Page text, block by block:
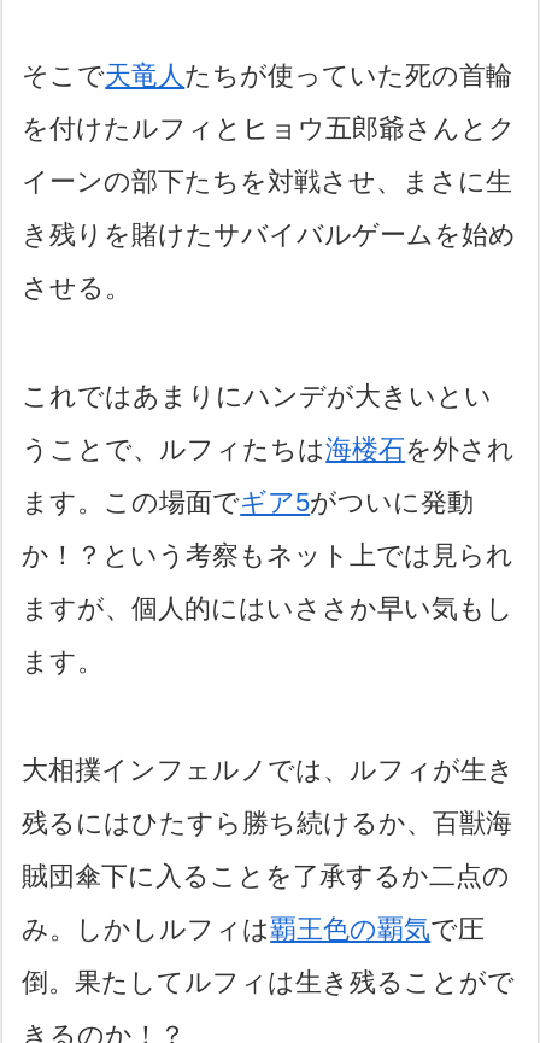
そこで天竜人 たちが使っていた死の首輪
を付けたルフィとヒョウ五郎爺さんとク
イーンの部下たちを対戦させ、まさに生
き残りを賭けたサバイバルゲームを始め
させる。
これではあまりにハンデが大きいとい
うことで、ルフィたちは海楼石を外され
ます。この場面でギア5がついに発動
か！？という考察もネット上では見られ
ますが、個人的にはいささか早い気もし
ます。
大相撲インフェルノでは、ルフィが生き
残るにはひたすら勝ち続けるか、百獣海
賊団傘下に入ることを了承するか二点の
み。しかしルフィは覇王色の覇気で圧
倒。果たしてルフィは生き残ることがで
きるのか！？